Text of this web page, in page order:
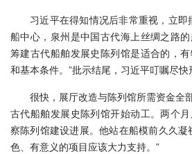
习近平在得知情况后非常重视，立即
船中心，泉州是中国古代海上丝绸之路
筹建古代船舶发展史陈列馆是适合的，
和基本条件。”批示结尾，习近平叮嘱尽快
很快，展厅改造与陈列馆所需资金全
古代船舶发展史陈列馆开始动工。两个
察陈列馆建设进展。他站在船模前久久凝
色、有意义的项目应该大力支持。”